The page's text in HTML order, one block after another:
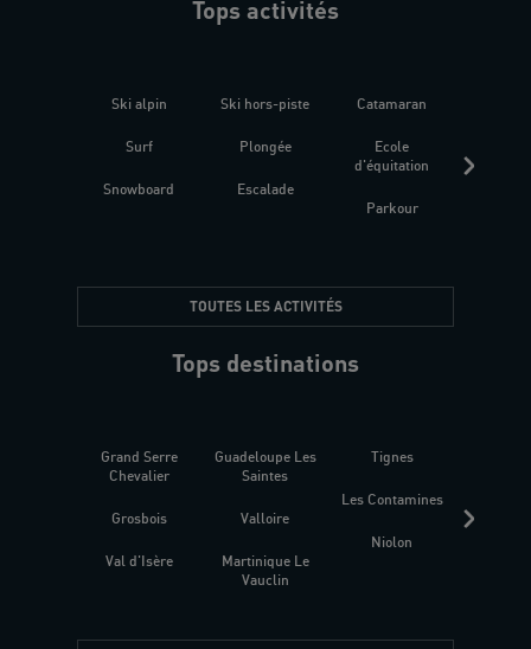
Tops activités
Ski alpin
Surf
Snowboard
Ski hors-piste
Plongée
Escalade
Catamaran
Ecole
d'équitation
Parkour
TOUTES LES ACTIVITÉS
Tops destinations
Grand Serre
Chevalier
Grosbois
Val d'Isère
Guadeloupe Les
Saintes
Valloire
Martinique Le
Vauclin
Tignes
Les Contamines
Niolon